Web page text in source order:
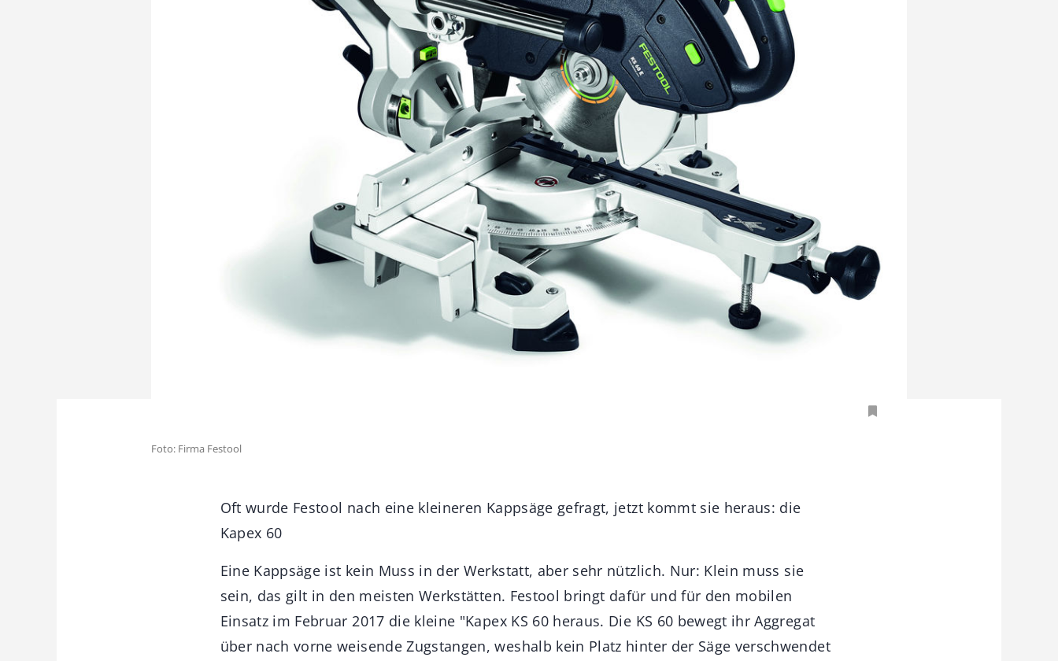
Foto: Firma Festool
Oft wurde Festool nach eine kleineren Kappsäge gefragt, jetzt kommt sie heraus: die
Kapex 60
Eine Kappsäge ist kein Muss in der Werkstatt, aber sehr nützlich. Nur: Klein muss sie
sein, das gilt in den meisten Werkstätten. Festool bringt dafür und für den mobilen
Einsatz im Februar 2017 die kleine "Kapex KS 60 heraus. Die KS 60 bewegt ihr Aggregat
über nach vorne weisende Zugstangen, weshalb kein Platz hinter der Säge verschwendet